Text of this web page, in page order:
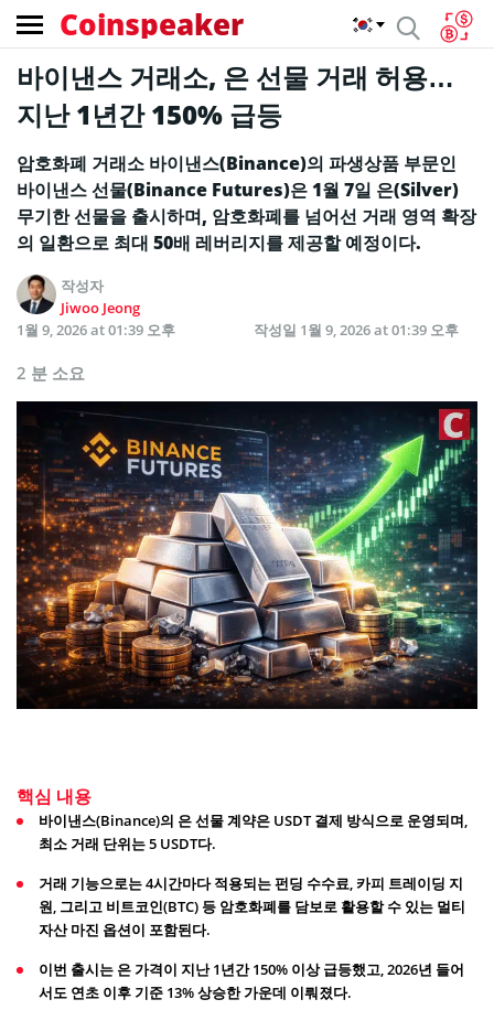
Coinspeaker
바이낸스 거래소, 은 선물 거래 허용…
지난 1년간 150% 급등
암호화폐 거래소 바이낸스(Binance)의 파생상품 부문인
바이낸스 선물(Binance Futures)은 1월 7일 은(Silver)
무기한 선물을 출시하며, 암호화폐를 넘어선 거래 영역 확장
의 일환으로 최대 50배 레버리지를 제공할 예정이다.
작성자
Jiwoo Jeong
1월 9, 2026 at 01:39 오후
작성일 1월 9, 2026 at 01:39 오후
2 분 소요
핵심 내용
바이낸스(Binance)의 은 선물 계약은 USDT 결제 방식으로 운영되며,
최소 거래 단위는 5 USDT다.
거래 기능으로는 4시간마다 적용되는 펀딩 수수료, 카피 트레이딩 지
원, 그리고 비트코인(BTC) 등 암호화폐를 담보로 활용할 수 있는 멀티
자산 마진 옵션이 포함된다.
이번 출시는 은 가격이 지난 1년간 150% 이상 급등했고, 2026년 들어
서도 연초 이후 기준 13% 상승한 가운데 이뤄졌다.